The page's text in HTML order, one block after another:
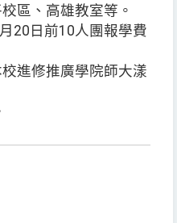
區、高雄教室等。
20日前10人團報學費
進修推廣學院師大漾